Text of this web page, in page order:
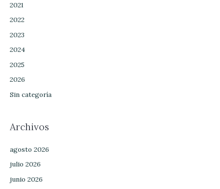
2021
2022
2023
2024
2025
2026
Sin categoría
Archivos
agosto 2026
julio 2026
junio 2026